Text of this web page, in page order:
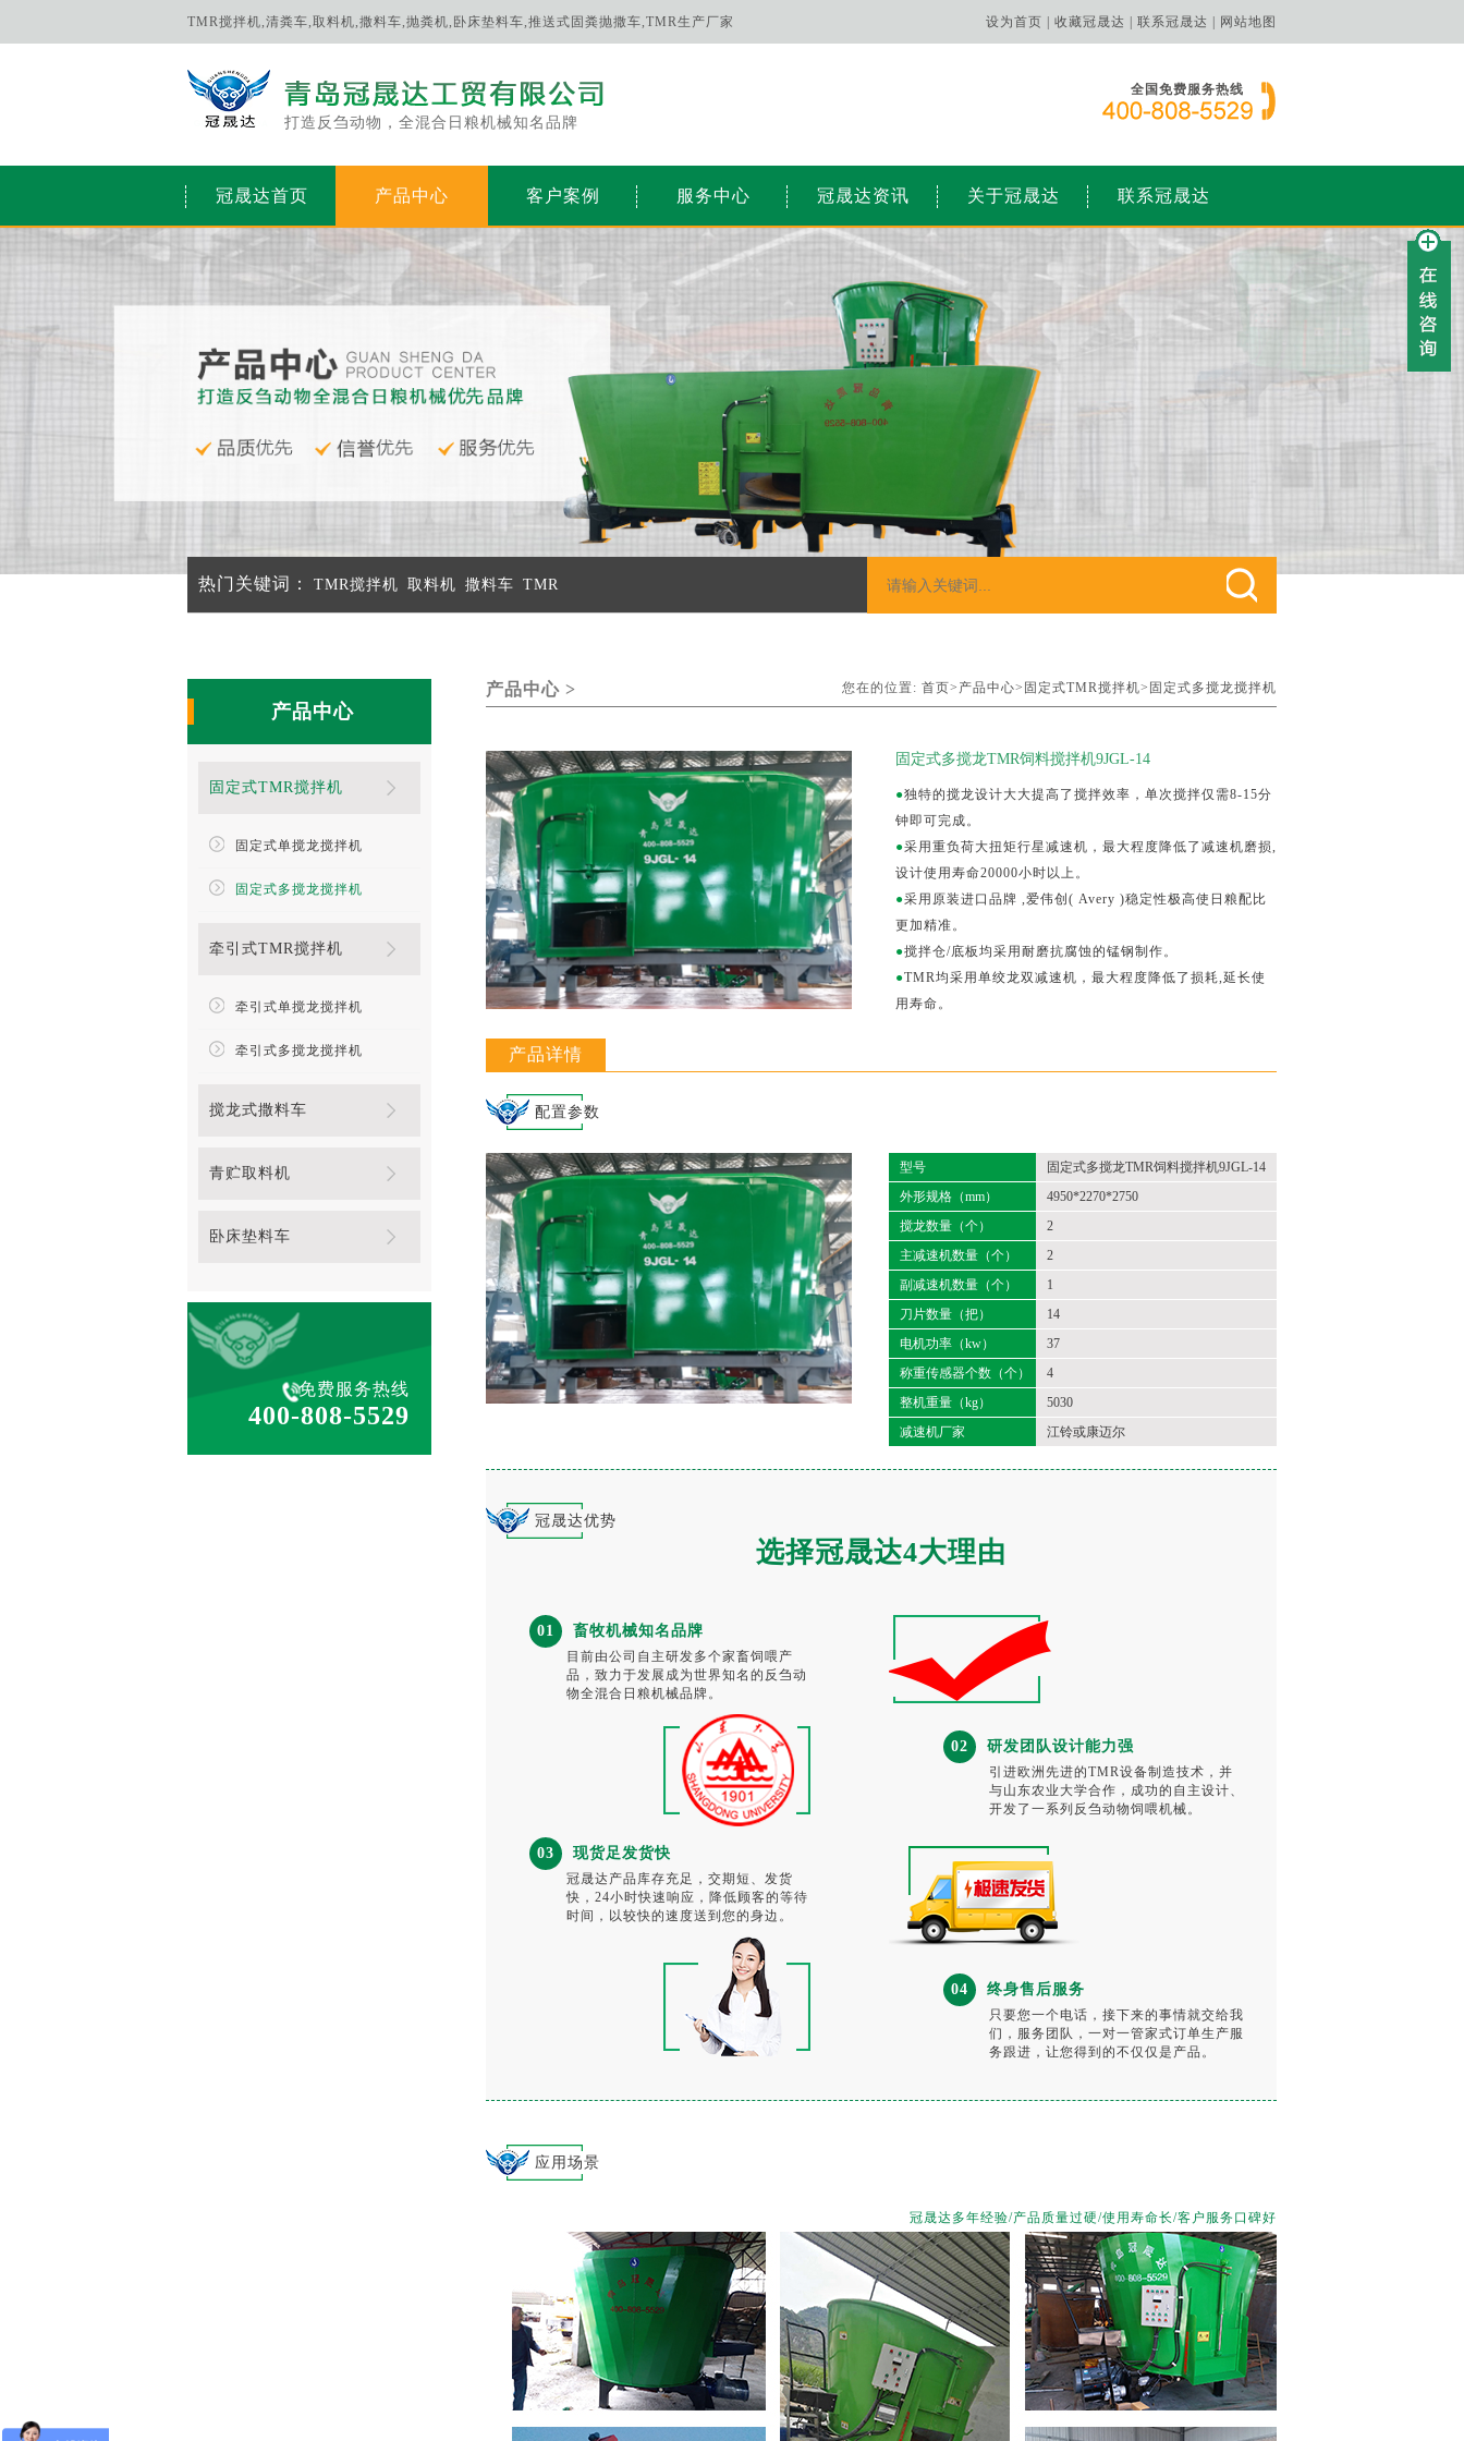
TMR搅拌机,清粪车,取料机,撒料车,抛粪机,卧床垫料车,推送式固粪抛撒车,TMR生产厂家 设为首页 | 收藏冠晟达 | 联系冠晟达 | 网站地图
打造反刍动物，全混合日粮机械知名品牌
全国免费服务热线
冠晟达首页 产品中心 客户案例 服务中心 冠晟达资讯 关于冠晟达 联系冠晟达
热门关键词： TMR搅拌机 取料机 撒料车 TMR
产品中心
固定式TMR搅拌机
固定式单搅龙搅拌机
固定式多搅龙搅拌机
牵引式TMR搅拌机
牵引式单搅龙搅拌机
牵引式多搅龙搅拌机
搅龙式撒料车
青贮取料机
卧床垫料车
免费服务热线
400-808-5529
产品中心 > 您在的位置: 首页> 产品中心> 固定式TMR搅拌机> 固定式多搅龙搅拌机
固定式多搅龙TMR饲料搅拌机9JGL-14
●独特的搅龙设计大大提高了搅拌效率，单次搅拌仅需8-15分
钟即可完成。
●采用重负荷大扭矩行星减速机，最大程度降低了减速机磨损,
设计使用寿命20000小时以上。
●采用原装进口品牌 ,爱伟创( Avery )稳定性极高使日粮配比
更加精准。
●搅拌仓/底板均采用耐磨抗腐蚀的锰钢制作。
●TMR均采用单绞龙双减速机，最大程度降低了损耗,延长使
用寿命。
产品详情
配置参数
型号
固定式多搅龙TMR饲料搅拌机9JGL-14
外形规格（mm）
4950*2270*2750
搅龙数量（个）
2
主减速机数量（个）
2
副减速机数量（个）
1
刀片数量（把）
14
电机功率（kw）
37
称重传感器个数（个）
4
整机重量（kg）
5030
减速机厂家
江铃或康迈尔
冠晟达优势
选择冠晟达4大理由
01 畜牧机械知名品牌
目前由公司自主研发多个家畜饲喂产
品，致力于发展成为世界知名的反刍动
物全混合日粮机械品牌。
03 现货足发货快
冠晟达产品库存充足，交期短、发货
快，24小时快速响应，降低顾客的等待
时间，以较快的速度送到您的身边。
02 研发团队设计能力强
引进欧洲先进的TMR设备制造技术，并
与山东农业大学合作，成功的自主设计、
开发了一系列反刍动物饲喂机械。
04 终身售后服务
只要您一个电话，接下来的事情就交给我
们，服务团队，一对一管家式订单生产服
务跟进，让您得到的不仅仅是产品。
应用场景
冠晟达多年经验/产品质量过硬/使用寿命长/客户服务口碑好